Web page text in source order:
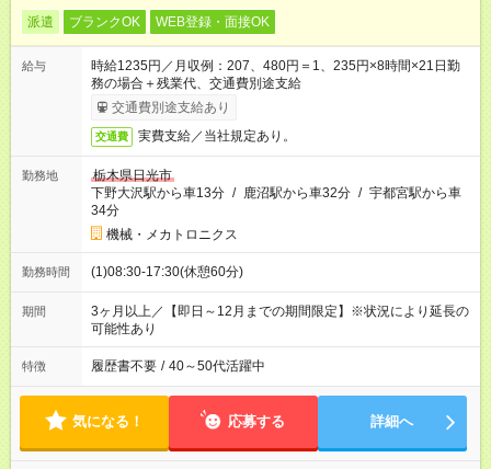
派遣 ブランクOK WEB登録・面接OK
給与
時給1235円／月収例：207、480円＝1、235円×8時間×21日勤
務の場合＋残業代、交通費別途支給
交通費別途支給あり
交通費 実費支給／当社規定あり。
勤務地
栃木県日光市
下野大沢駅から車13分 / 鹿沼駅から車32分 / 宇都宮駅から車
34分
機械・メカトロニクス
勤務時間 (1)08:30-17:30(休憩60分)
期間
3ヶ月以上／【即日～12月までの期間限定】※状況により延長の
可能性あり
特徴 履歴書不要 / 40～50代活躍中
気になる！ 応募する 詳細へ